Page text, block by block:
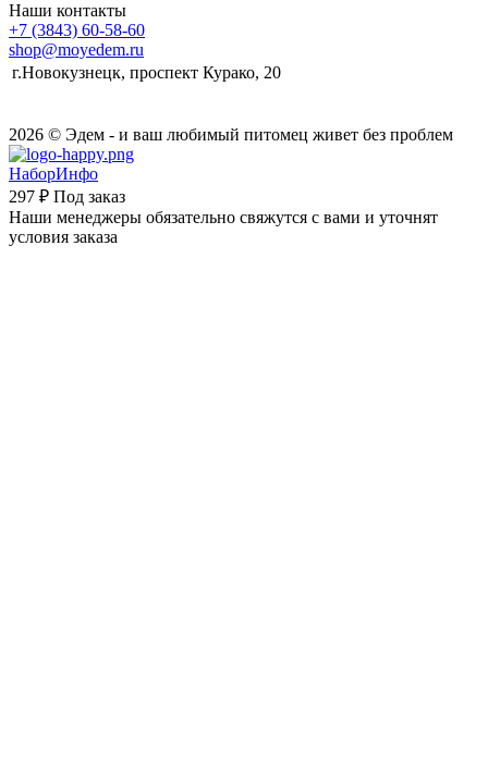
Наши контакты
+7 (3843) 60-58-60
shop@moyedem.ru
г.Новокузнецк, проспект Курако, 20
2026 © Эдем - и ваш любимый питомец живет без проблем
НаборИнфо
297 ₽ Под заказ
Наши менеджеры обязательно свяжутся с вами и уточнят
условия заказа